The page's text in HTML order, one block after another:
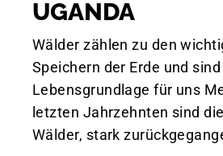
UGANDA
Wälder zählen zu den
Speichern der Erde und sind
Lebensgrundlage für uns
letzten Jahrzehnten sind
Wälder, stark